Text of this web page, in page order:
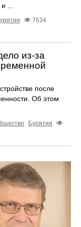
...
7634
из-за
после
Об этом
Бурятия